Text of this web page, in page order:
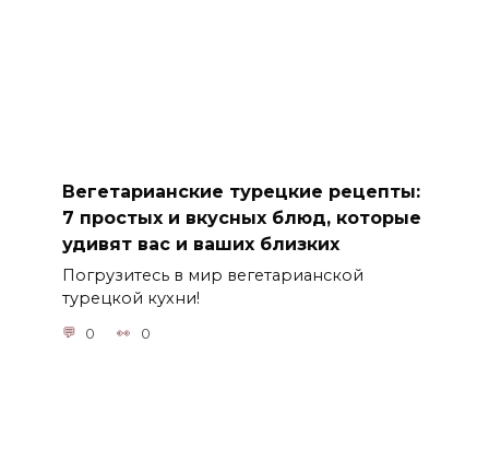
Вегетарианские турецкие рецепты:
7 простых и вкусных блюд, которые
удивят вас и ваших близких
Погрузитесь в мир вегетарианской
турецкой кухни!
0 0